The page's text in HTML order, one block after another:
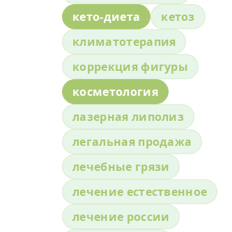
кето-диета
кетоз
климатотерапия
коррекция фигуры
косметология
лазерная липолиз
легальная продажа
лечебные грязи
лечение естественное
лечение россии